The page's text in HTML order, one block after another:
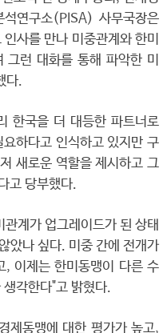
석연구소(PISA) 사무국장은
사를 만나 미중관계와 한미
런 대화를 통해 파악한 미
다.
한국을 더 대등한 파트너로
하다고 인식하고 있지만 구
새로운 역할을 제시하고 그
고 당부했다.
계가 업그레이드가 된 상태
았나 싶다. 미중 간에 전개가
, 이제는 한미동맹이 다른 수
각한다"고 밝혔다.
제동맹에 대한 평가가 높고,